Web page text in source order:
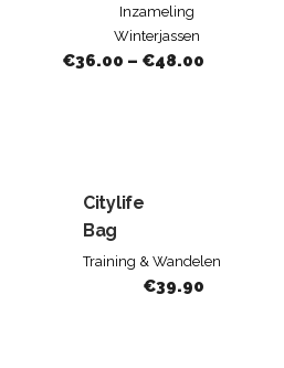
Inzameling
Winterjassen
€36.00 – €48.00
Citylife
Bag
Training & Wandelen
€39.90